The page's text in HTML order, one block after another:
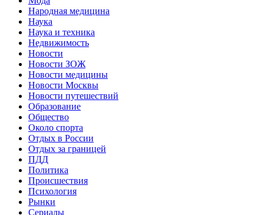
Народная медицина
Наука
Наука и техника
Недвижимость
Новости
Новости ЗОЖ
Новости медицины
Новости Москвы
Новости путешествий
Образование
Общество
Около спорта
Отдых в России
Отдых за границей
ПДД
Политика
Происшествия
Психология
Рынки
Сериалы